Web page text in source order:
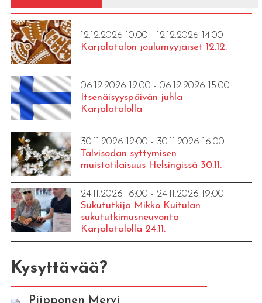
12.12.2026 10:00 - 12.12.2026 14:00
Karjalatalon joulumyyjäiset 12.12.
06.12.2026 12:00 - 06.12.2026 15:00
Itsenäisyyspäivän juhla
Karjalatalolla
30.11.2026 12:00 - 30.11.2026 16:00
Talvisodan syttymisen
muistotilaisuus Helsingissä 30.11.
24.11.2026 16:00 - 24.11.2026 19:00
Sukututkija Mikko Kuitulan
sukututkimusneuvonta
Karjalatalolla 24.11.
Kysyttävää?